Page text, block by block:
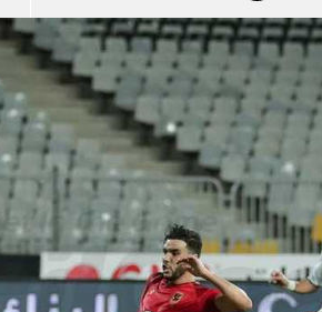
الدوري السعودي للمحترفين
دوري أبطال أوروبا
دوري أبطال إفريقيا
كل البطولات